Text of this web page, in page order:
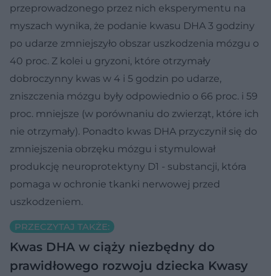
przeprowadzonego przez nich eksperymentu na
myszach wynika, że podanie kwasu DHA 3 godziny
po udarze zmniejszyło obszar uszkodzenia mózgu o
40 proc. Z kolei u gryzoni, które otrzymały
dobroczynny kwas w 4 i 5 godzin po udarze,
zniszczenia mózgu były odpowiednio o 66 proc. i 59
proc. mniejsze (w porównaniu do zwierząt, które ich
nie otrzymały). Ponadto kwas DHA przyczynił się do
zmniejszenia obrzęku mózgu i stymulował
produkcję neuroprotektyny D1 - substancji, która
pomaga w ochronie tkanki nerwowej przed
uszkodzeniem.
PRZECZYTAJ TAKŻE:
Kwas DHA w ciąży niezbędny do
prawidłowego rozwoju dziecka Kwasy